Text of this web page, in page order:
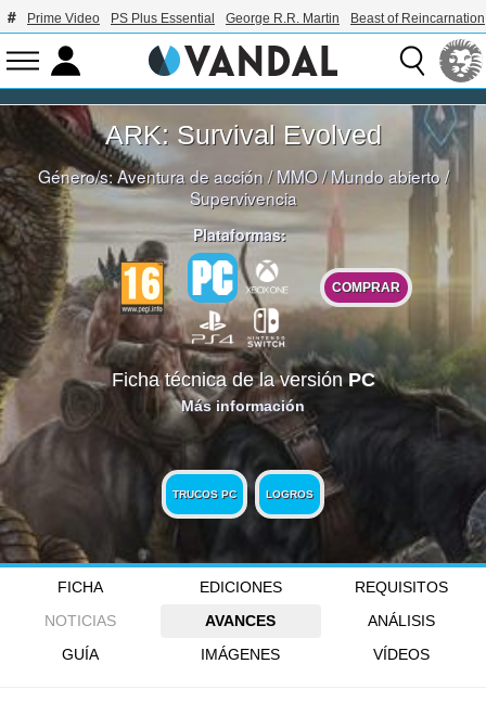
Prime Video PS Plus Essential George R.R. Martin Beast of Reincarnation
ARK: Survival Evolved
Género/s:Aventura de acción/MMO/Mundo abierto/
Supervivencia
Plataformas:
COMPRAR
Ficha técnica de la versiónPC
Más información
TRUCOS PC LOGROS
FICHA EDICIONES
REQUISITOS
NOTICIAS
AVANCES
ANÁLISIS
GUÍA
IMÁGENES VÍDEOS